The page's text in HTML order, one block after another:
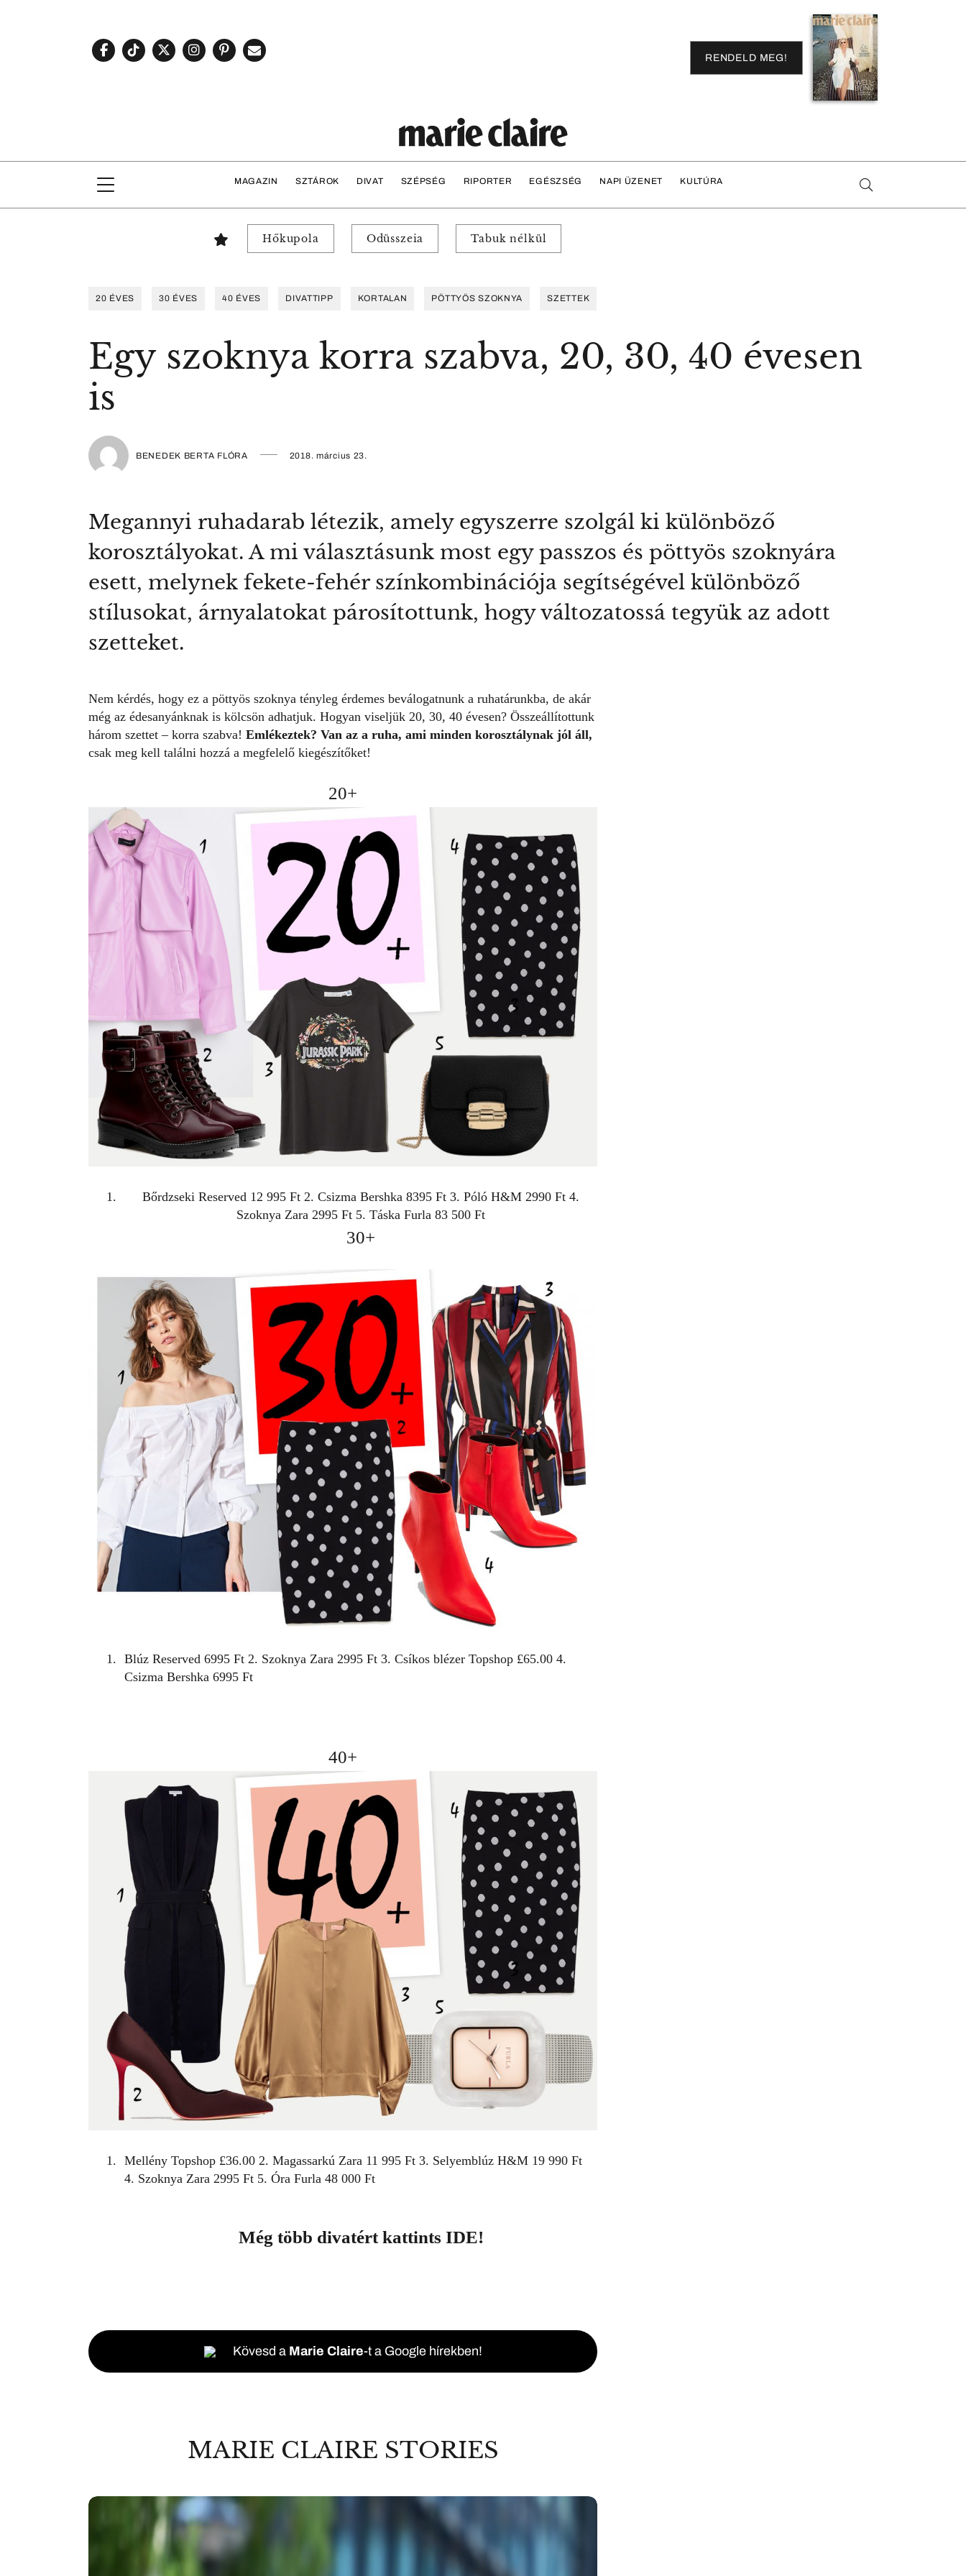
RENDELD MEG!
MAGAZIN SZTÁROK DIVAT SZÉPSÉG RIPORTER EGÉSZSÉG NAPI ÜZENET KULTÚRA
Hőkupola Odüsszeia Tabuk nélkül
20 ÉVES 30 ÉVES 40 ÉVES DIVATTIPP KORTALAN PÖTTYÖS SZOKNYA SZETTEK
Egy szoknya korra szabva, 20, 30, 40 évesen
is
BENEDEK BERTA FLÓRA 2018. március 23.
Megannyi ruhadarab létezik, amely egyszerre szolgál ki különböző
korosztályokat. A mi választásunk most egy passzos és pöttyös szoknyára
esett, melynek fekete-fehér színkombinációja segítségével különböző
stílusokat, árnyalatokat párosítottunk, hogy változatossá tegyük az adott
szetteket.
Nem kérdés, hogy ez a pöttyös szoknya tényleg érdemes beválogatnunk a ruhatárunkba, de akár
még az édesanyánknak is kölcsön adhatjuk. Hogyan viseljük 20, 30, 40 évesen? Összeállítottunk
három szettet – korra szabva! Emlékeztek? Van az a ruha, ami minden korosztálynak jól áll,
csak meg kell találni hozzá a megfelelő kiegészítőket!
20+
Bőrdzseki Reserved 12 995 Ft 2. Csizma Bershka 8395 Ft 3. Póló H&M 2990 Ft 4.
Szoknya Zara 2995 Ft 5. Táska Furla 83 500 Ft
30+
Blúz Reserved 6995 Ft 2. Szoknya Zara 2995 Ft 3. Csíkos blézer Topshop £65.00 4.
Csizma Bershka 6995 Ft
40+
Mellény Topshop £36.00 2. Magassarkú Zara 11 995 Ft 3. Selyemblúz H&M 19 990 Ft
4. Szoknya Zara 2995 Ft 5. Óra Furla 48 000 Ft
Még több divatért kattints IDE!
Kövesd a Marie Claire-t a Google hírekben!
MARIE CLAIRE STORIES